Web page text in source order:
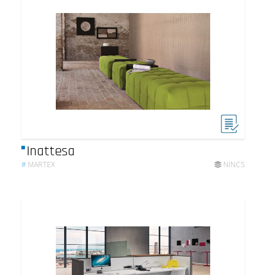
Inattesa
# MARTEX NINCS